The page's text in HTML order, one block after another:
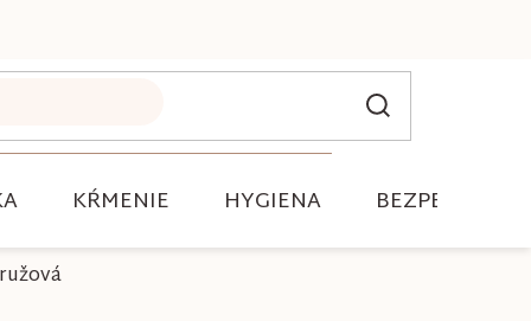
KŔMENIE HYGIENA BEZPEČNOSŤ